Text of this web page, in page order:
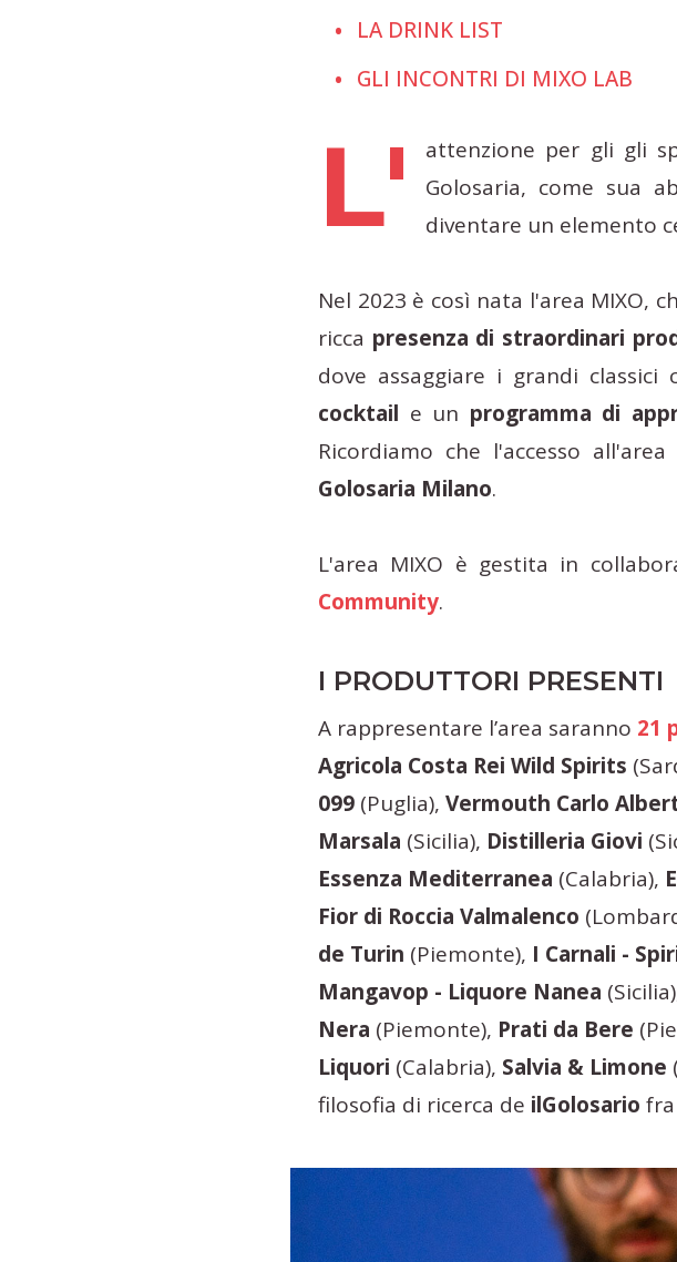
LA DRINK LIST
GLI INCONTRI DI MIXO LAB
L'
attenzione per gli gli
Golosaria, come sua
diventare un elemento
Nel 2023 è così nata l'area MIXO,
ricca presenza di straordinari
dove assaggiare i grandi
cocktail e un programma di
Ricordiamo che l'accesso all'area
Golosaria Milano.
L'area MIXO è gestita in
Community.
I PRODUTTORI PRESENTI
A rappresentare l’area saranno 21
Agricola Costa Rei Wild Spirits
099 (Puglia), Vermouth Carlo
Marsala (Sicilia), Distilleria Giovi
Essenza Mediterranea (Calabria),
Fior di Roccia Valmalenco
de Turin (Piemonte), I Carnali -
Mangavop - Liquore Nanea
Nera (Piemonte), Prati da Bere
Liquori (Calabria), Salvia & Limone
filosofia di ricerca de ilGolosario